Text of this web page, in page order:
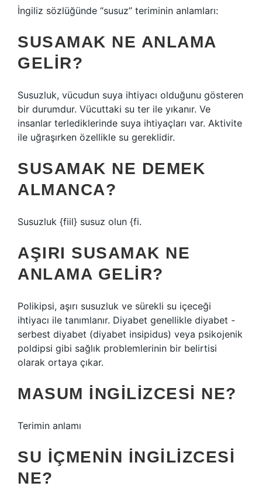
İngiliz sözlüğünde “susuz” teriminin anlamları:
SUSAMAK NE ANLAMA
GELIR?
Susuzluk, vücudun suya ihtiyacı olduğunu gösteren
bir durumdur. Vücuttaki su ter ile yıkanır. Ve
insanlar terlediklerinde suya ihtiyaçları var. Aktivite
ile uğraşırken özellikle su gereklidir.
SUSAMAK NE DEMEK
ALMANCA?
Susuzluk {fiil} susuz olun {fi.
AŞIRI SUSAMAK NE
ANLAMA GELIR?
Polikipsi, aşırı susuzluk ve sürekli su içeceği
ihtiyacı ile tanımlanır. Diyabet genellikle diyabet -
serbest diyabet (diyabet insipidus) veya psikojenik
poldipsi gibi sağlık problemlerinin bir belirtisi
olarak ortaya çıkar.
MASUM INGILIZCESI NE?
Terimin anlamı
SU IÇMENIN İNGILIZCESI
NE?